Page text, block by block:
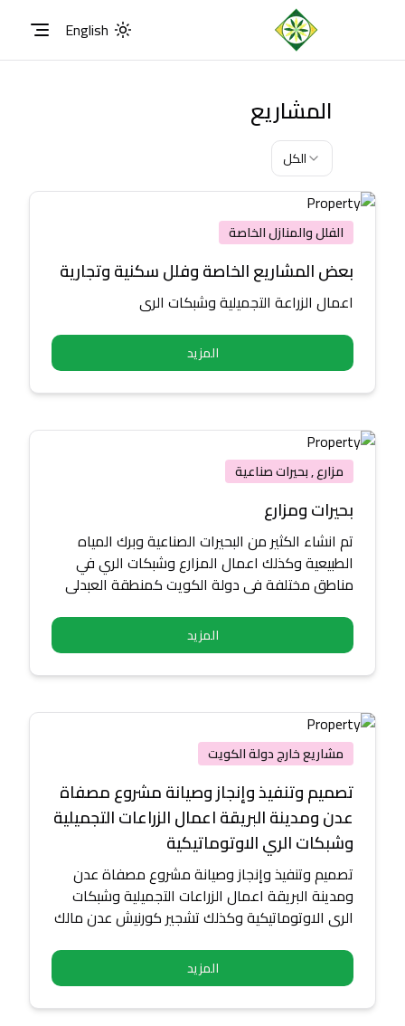
الرئيسية Toggle theme
English
المشاريع
الكل
الفلل والمنازل الخاصة
بعض المشاريع الخاصة وفلل سكنية وتجارية
اعمال الزراعة التجميلية وشبكات الري
المزيد
مزارع , بحيرات صناعية
بحيرات ومزارع
تم انشاء الكثير من البحيرات الصناعية وبرك المياه
الطبيعية وكذلك اعمال المزارع وشبكات الري في
مناطق مختلفة في دولة الكويت كمنطقة العبدلي
المزيد
مشاريع خارج دولة الكويت
تصميم وتنفيذ وإنجاز وصيانة مشروع مصفاة
عدن ومدينة البريقة اعمال الزراعات التجميلية
وشبكات الري الاوتوماتيكية
تصميم وتنفيذ وإنجاز وصيانة مشروع مصفاة عدن
ومدينة البريقة اعمال الزراعات التجميلية وشبكات
الري الاوتوماتيكية وكذلك تشجير كورنيش عدن مالك
المزيد